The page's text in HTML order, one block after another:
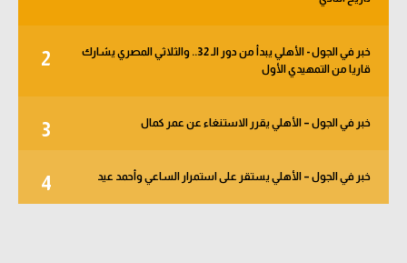
2
خبر في الجول - الأهلي يبدأ من دور الـ 32.. والثلاثي المصري يشارك
قاريا من التمهيدي الأول
3 خبر في الجول – الأهلي يقرر الاستنغاء عن عمر كمال
4 خبر في الجول – الأهلي يستقر على استمرار الساعي وأحمد عيد